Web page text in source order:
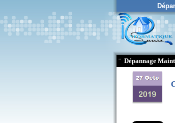
¨ Dépannage